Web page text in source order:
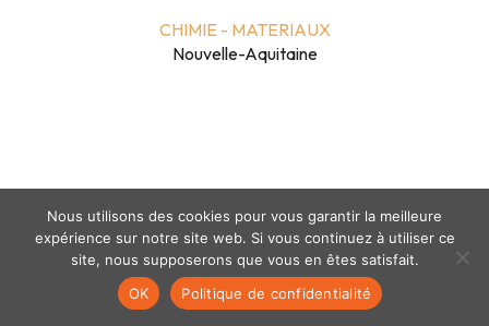
CHIMIE - MATERIAUX
Nouvelle-Aquitaine
Mentions légales- politique de confidentialité- © coclico 2026
Nous utilisons des cookies pour vous garantir la meilleure
expérience sur notre site web. Si vous continuez à utiliser ce
site, nous supposerons que vous en êtes satisfait.
OK
Politique de confidentialité